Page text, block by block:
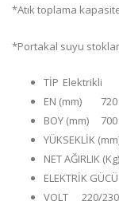
*Atık toplama
*Portakal suyu
TİP Elektrikli
EN (mm)
720
BOY (mm)
700
YÜKSEKLİK
NET AĞIRLIK (Kg)
ELEKTRİK GÜCÜ
VOLT
220/230